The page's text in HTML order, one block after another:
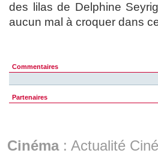
des lilas de Delphine
aucun mal à croquer dans
Commentaires
Partenaires
Cinéma: Actualité